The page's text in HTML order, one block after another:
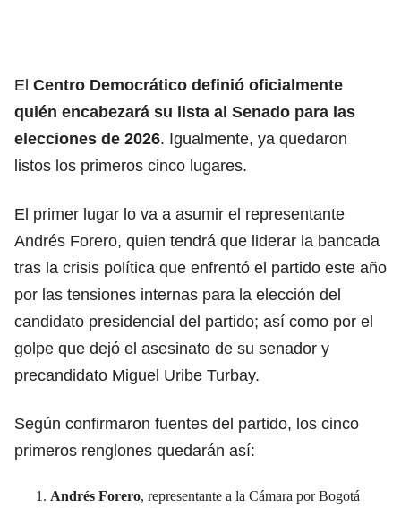
El Centro Democrático definió oficialmente
quién encabezará su lista al Senado para las
elecciones de 2026. Igualmente, ya quedaron
listos los primeros cinco lugares.
El primer lugar lo va a asumir el representante
Andrés Forero, quien tendrá que liderar la bancada
tras la crisis política que enfrentó el partido este año
por las tensiones internas para la elección del
candidato presidencial del partido; así como por el
golpe que dejó el asesinato de su senador y
precandidato Miguel Uribe Turbay.
Según confirmaron fuentes del partido, los cinco
primeros renglones quedarán así:
Andrés Forero, representante a la Cámara por Bogotá